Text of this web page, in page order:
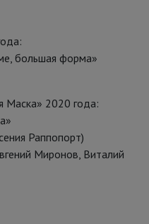
большая форма»
Маска» 2020 года:
Раппопорт)
Миронов, Виталий